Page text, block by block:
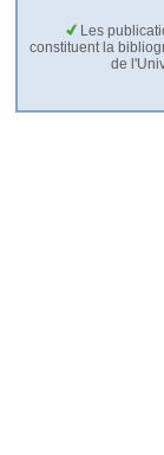
Les
constituent la
de